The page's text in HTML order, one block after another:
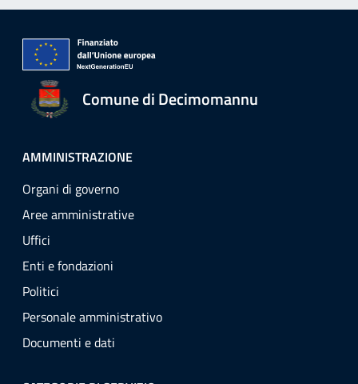
Comune di Decimomannu
AMMINISTRAZIONE
Organi di governo
Aree amministrative
Uffici
Enti e fondazioni
Politici
Personale amministrativo
Documenti e dati